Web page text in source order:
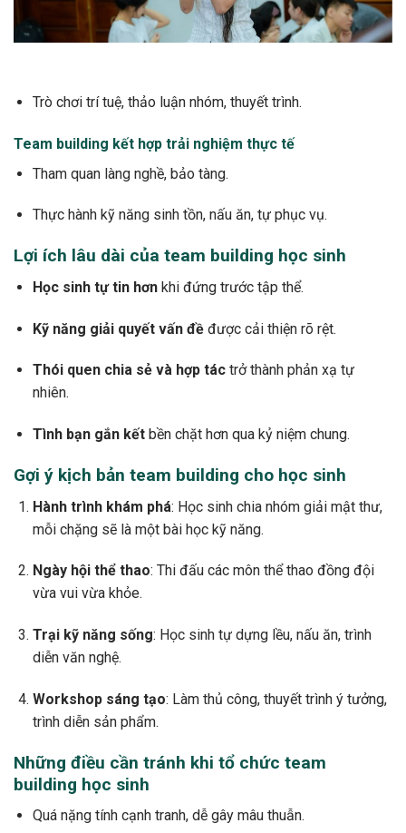
Trò chơi trí tuệ, thảo luận nhóm, thuyết trình.
Team building kết hợp trải nghiệm thực tế
Tham quan làng nghề, bảo tàng.
Thực hành kỹ năng sinh tồn, nấu ăn, tự phục vụ.
Lợi ích lâu dài của team building học sinh
Học sinh tự tin hơnkhi đứng trước tập thể.
Kỹ năng giải quyết vấn đềđược cải thiện rõ rệt.
Thói quen chia sẻ và hợp táctrở thành phản xạ tự
nhiên.
Tình bạn gắn kếtbền chặt hơn qua kỷ niệm chung.
Gợi ý kịch bản team building cho học sinh
Hành trình khám phá: Học sinh chia nhóm giải mật thư,
mỗi chặng sẽ là một bài học kỹ năng.
Ngày hội thể thao: Thi đấu các môn thể thao đồng đội
vừa vui vừa khỏe.
Trại kỹ năng sống: Học sinh tự dựng lều, nấu ăn, trình
diễn văn nghệ.
Workshop sáng tạo: Làm thủ công, thuyết trình ý tưởng,
trình diễn sản phẩm.
Những điều cần tránh khi tổ chức team
building học sinh
Quá nặng tính cạnh tranh, dễ gây mâu thuẫn.